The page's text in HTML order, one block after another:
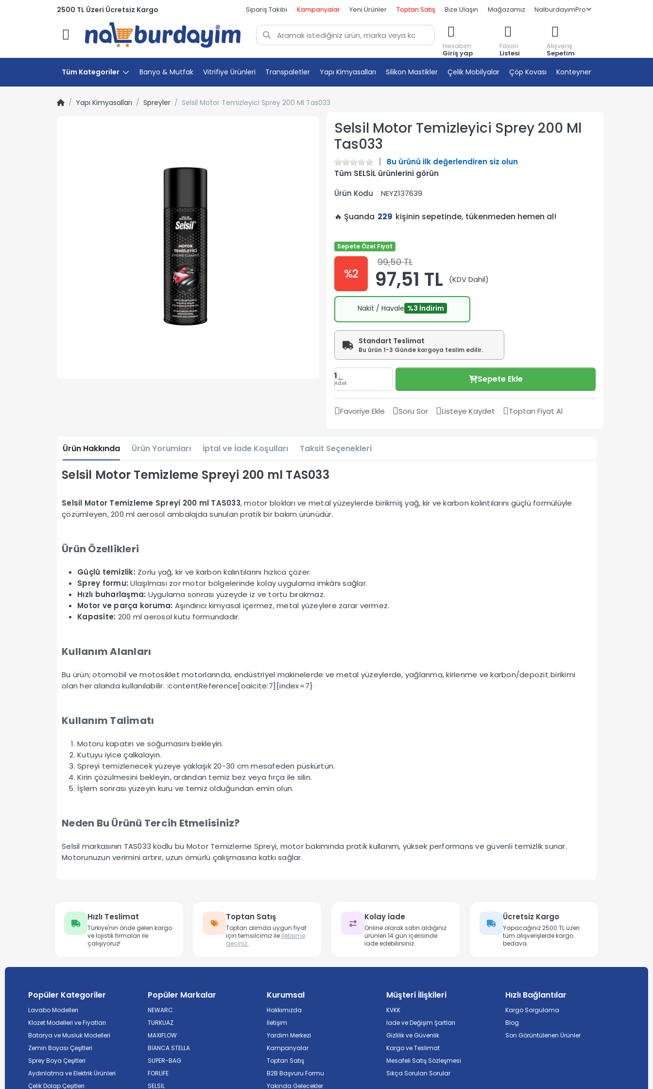
2500 TL Üzeri Ücretsiz Kargo Sipariş Takibi Kampanyalar Yeni Ürünler Toptan Satış Bize Ulaşın Mağazamız NalburdayımPro
Menü
Hesabım
Giriş yap
Favori
Listesi
Alışveriş
Sepetim
Tüm Kategoriler Banyo & Mutfak Vitrifiye Ürünleri Transpaletler Yapı Kimyasalları Silikon Mastikler Çelik Mobilyalar Çöp Kovası Konteyner
Yapı Kimyasalları Spreyler Selsil Motor Temizleyici Sprey 200 Ml Tas033
Selsil Motor Temizleyici Sprey 200 Ml
Tas033
Bu ürünü ilk değerlendiren siz olun
Tüm SELSİL ürünlerini görün
Ürün Kodu
NEYZ137639
🔥 Şuanda 229 kişinin sepetinde, tükenmeden hemen al!
Sepete Özel Fiyat
%2
99,50 TL
97,51 TL (KDV Dahil)
Nakit / Havale %3 İndirim
Standart Teslimat
Bu ürün 1-3 Günde kargoya teslim edilir.
1
Adet Sepete Ekle
Favoriye Ekle Soru Sor Listeye Kaydet Toptan Fiyat Al
Ürün Hakkında Ürün Yorumları İptal ve İade Koşulları Taksit Seçenekleri
Selsil Motor Temizleme Spreyi 200 ml TAS033
Selsil Motor Temizleme Spreyi 200 ml TAS033, motor blokları ve metal yüzeylerde birikmiş yağ, kir ve karbon kalıntılarını güçlü formülüyle
çözümleyen, 200 ml aerosol ambalajda sunulan pratik bir bakım ürünüdür.
Ürün Özellikleri
Güçlü temizlik: Zorlu yağ, kir ve karbon kalıntılarını hızlıca çözer.
Sprey formu: Ulaşılması zor motor bölgelerinde kolay uygulama imkânı sağlar.
Hızlı buharlaşma: Uygulama sonrası yüzeyde iz ve tortu bırakmaz.
Motor ve parça koruma: Aşındırıcı kimyasal içermez, metal yüzeylere zarar vermez.
Kapasite: 200 ml aerosol kutu formundadır.
Kullanım Alanları
Bu ürün; otomobil ve motosiklet motorlarında, endüstriyel makinelerde ve metal yüzeylerde, yağlanma, kirlenme ve karbon/depozit birikimi
olan her alanda kullanılabilir. :contentReference[oaicite:7]{index=7}
Kullanım Talimatı
Motoru kapatın ve soğumasını bekleyin.
Kutuyu iyice çalkalayın.
Spreyi temizlenecek yüzeye yaklaşık 20-30 cm mesafeden püskürtün.
Kirin çözülmesini bekleyin, ardından temiz bez veya fırça ile silin.
İşlem sonrası yüzeyin kuru ve temiz olduğundan emin olun.
Neden Bu Ürünü Tercih Etmelisiniz?
Selsil markasının TAS033 kodlu bu Motor Temizleme Spreyi, motor bakımında pratik kullanım, yüksek performans ve güvenli temizlik sunar.
Motorunuzun verimini artırır, uzun ömürlü çalışmasına katkı sağlar.
Hızlı Teslimat
Türkiye'nin önde gelen kargo
ve lojistik firmaları ile
çalışıyoruz!
Toptan Satış
Toptan alımda uygun fiyat
için temsilcimiz ile iletişime
geçiniz.
Kolay İade
Online olarak satın aldığınız
ürünleri 14 gün içerisinde
iade edebilirsiniz.
Ücretsiz Kargo
Yapacağınız 2500 TL üzeri
tüm alışverişlerde kargo
bedava.
Popüler Kategoriler
Lavabo Modelleri
Klozet Modelleri ve Fiyatları
Batarya ve Musluk Modelleri
Zemin Boyası Çeşitleri
Sprey Boya Çeşitleri
Aydınlatma ve Elektrik Ürünleri
Çelik Dolap Çeşitleri
Popüler Markalar
NEWARC
TURKUAZ
MAXIFLOW
BİANCA STELLA
SUPER-BAG
FORLİFE
SELSİL
Kurumsal
Hakkımızda
İletişim
Yardım Merkezi
Kampanyalar
Toptan Satış
B2B Başvuru Formu
Yakında Gelecekler
Müşteri İlişkileri
KVKK
İade ve Değişim Şartları
Gizlilik ve Güvenlik
Kargo ve Teslimat
Mesafeli Satış Sözleşmesi
Sıkça Sorulan Sorular
Hızlı Bağlantılar
Kargo Sorgulama
Blog
Son Görüntülenen Ürünler